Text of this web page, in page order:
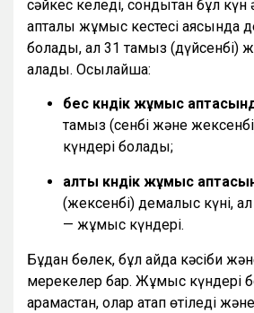
сәйкес келеді, сондықтан бұл күн
апталық жұмыс кестесі аясында
болады, ал 31 тамыз (дүйсенбі)
қалады. Осылайша:
бес күндік жұмыс
тамыз (сенбі және
күндері болады;
алты күндік жұмыс
(жексенбі) демалыс күні,
— жұмыс күндері.
Бұдан бөлек, бұл айда кәсіби
мерекелер бар. Жұмыс күндері
қарамастан, олар атап өтіледі